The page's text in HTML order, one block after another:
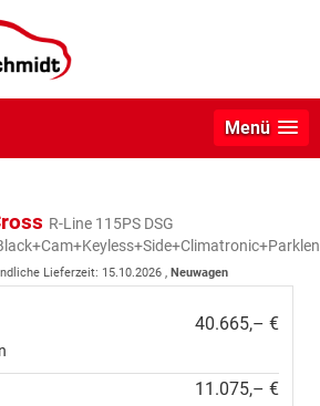
Menü
R-Line 115PS DSG
Lieferzeit: 15.10.2026 , Neuwagen
40.665,– €
11.075,– €